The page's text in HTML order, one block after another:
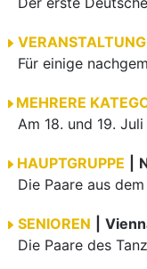
MEHRERE
HAUPTGRUPPE
SENIOREN